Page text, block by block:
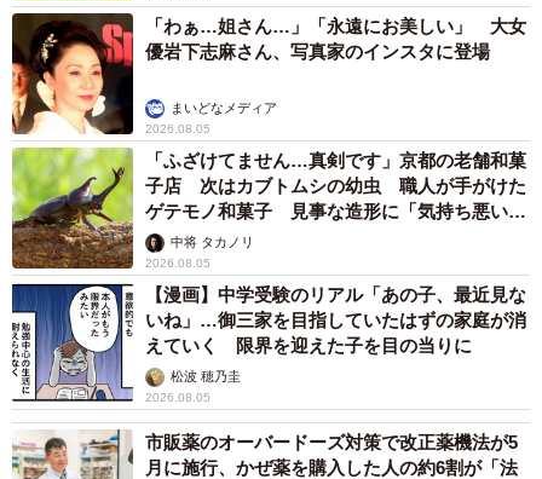
「わぁ…姐さん…」「永遠にお美しい」 大女
優岩下志麻さん、写真家のインスタに登場
まいどなメディア
2026.08.05
「ふざけてません…真剣です」京都の老舗和菓
子店 次はカブトムシの幼虫 職人が手がけた
ゲテモノ和菓子 見事な造形に「気持ち悪いく
らいリアル」
中将 タカノリ
2026.08.05
【漫画】中学受験のリアル「あの子、最近見な
いね」…御三家を目指していたはずの家庭が消
えていく 限界を迎えた子を目の当りに
松波 穂乃圭
2026.08.05
市販薬のオーバードーズ対策で改正薬機法が5
月に施行、かぜ薬を購入した人の約6割が「法